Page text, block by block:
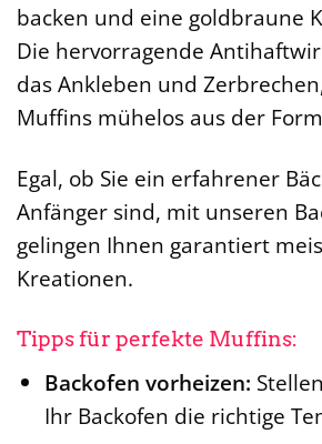
backen und eine goldbraune
Die hervorragende
das Ankleben und
Muffins mühelos aus der
Egal, ob Sie ein erfahrener
Anfänger sind, mit unseren
gelingen Ihnen garantiert
Kreationen.
Tipps für perfekte Muffins:
Backofen vorheizen:
Ihr Backofen die richtige